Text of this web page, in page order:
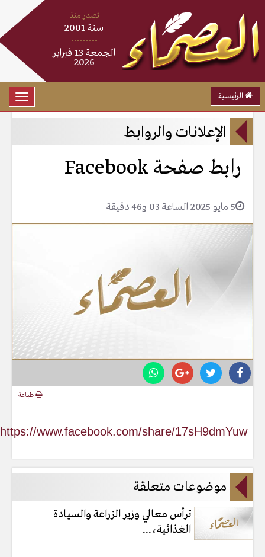
تصدر منذ
سنة 2001
---------
الجمعة 13 فبراير
2026
الرئيسية
الإعلانات والروابط
رابط صفحة Facebook
5 مايو 2025 الساعة 03 و46 دقيقة
طباعة
https://www.facebook.com/share/17sH9dmYuw/
موضوعات متعلقة
ترأس معالي وزير الزراعة والسيادة
الغذائية،...